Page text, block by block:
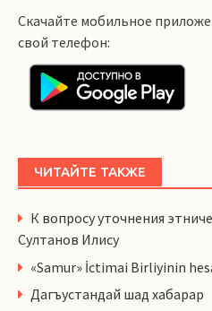
Скачайте мобильное
свой телефон:
ЧИТАЙТЕ ТАКЖЕ
К вопросу уточнения
Султанов Илису
«Samur» İctimai Birliyinin
Дагъустандай шад хабарар